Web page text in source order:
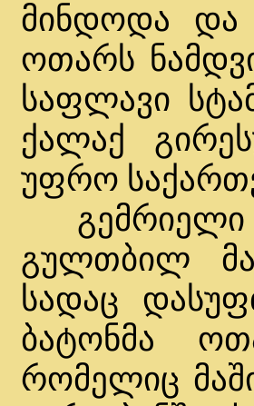
მინდოდა და
ოთარს
საფლავი
ქალაქ
უფრო
გემრიელი
გულთბილ
სადაც
ბატონმა
რომელიც